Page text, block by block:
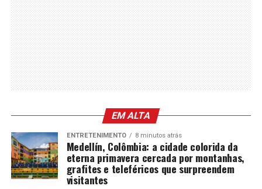
EM ALTA
ENTRETENIMENTO 8 minutos atrás
Medellín, Colômbia: a cidade colorida da
eterna primavera cercada por montanhas,
grafites e teleféricos que surpreendem
visitantes